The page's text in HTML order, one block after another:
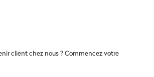
client chez nous ? Commencez votre